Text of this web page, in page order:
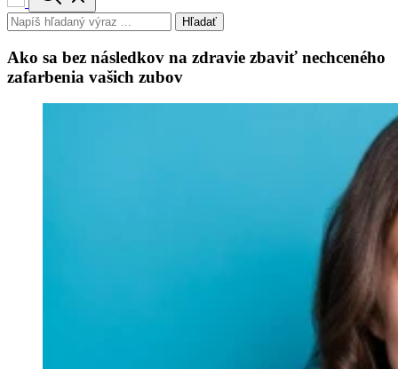
Hľadať
Ako sa bez následkov na zdravie zbaviť nechceného
zafarbenia vašich zubov